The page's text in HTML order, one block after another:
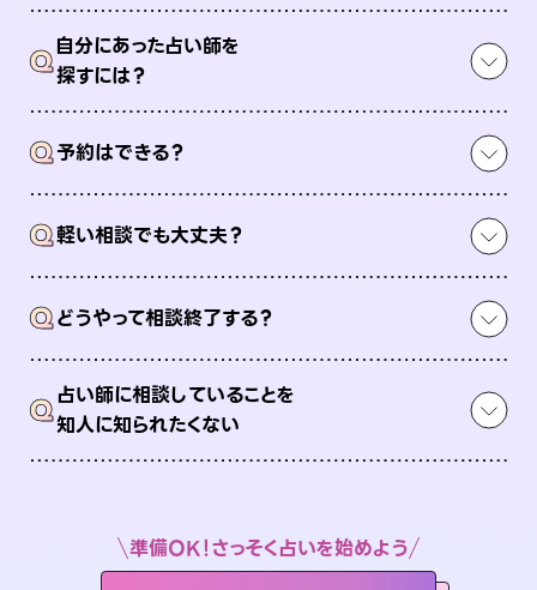
Q自分にあった占い師を
探すには？
Q予約はできる？
Q軽い相談でも大丈夫？
Qどうやって相談終了する？
Q占い師に相談していることを
知人に知られたくない
準備OK！さっそく占いを始めよう